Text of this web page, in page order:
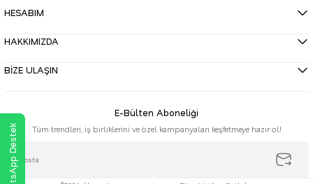
HESABIM
HAKKIMIZDA
BİZE ULAŞIN
E-Bülten Aboneliği
Tüm trendleri, iş birliklerini ve özel kampanyaları keşfetmeye hazır ol!
WhatsApp Destek